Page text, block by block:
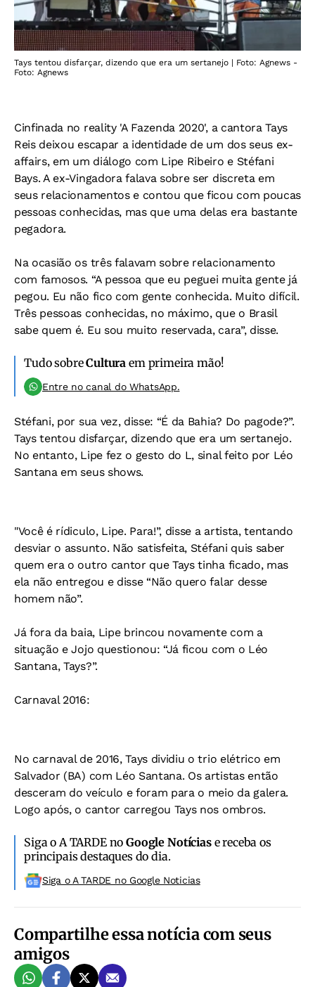
Tays tentou disfarçar, dizendo que era um sertanejo | Foto: Agnews -
Foto: Agnews
Cinfinada no reality 'A Fazenda 2020', a cantora Tays
Reis deixou escapar a identidade de um dos seus ex-
affairs, em um diálogo com Lipe Ribeiro e Stéfani
Bays. A ex-Vingadora falava sobre ser discreta em
seus relacionamentos e contou que ficou com poucas
pessoas conhecidas, mas que uma delas era bastante
pegadora.
Na ocasião os três falavam sobre relacionamento
com famosos. “A pessoa que eu peguei muita gente já
pegou. Eu não fico com gente conhecida. Muito difícil.
Três pessoas conhecidas, no máximo, que o Brasil
sabe quem é. Eu sou muito reservada, cara”, disse.
Tudo sobreCultura em primeira mão!
Entre no canal do WhatsApp.
Stéfani, por sua vez, disse: “É da Bahia? Do pagode?”.
Tays tentou disfarçar, dizendo que era um sertanejo.
No entanto, Lipe fez o gesto do L, sinal feito por Léo
Santana em seus shows.
"Você é rídiculo, Lipe. Para!”, disse a artista, tentando
desviar o assunto. Não satisfeita, Stéfani quis saber
quem era o outro cantor que Tays tinha ficado, mas
ela não entregou e disse “Não quero falar desse
homem não”.
Já fora da baia, Lipe brincou novamente com a
situação e Jojo questionou: “Já ficou com o Léo
Santana, Tays?”.
Carnaval 2016:
No carnaval de 2016, Tays dividiu o trio elétrico em
Salvador (BA) com Léo Santana. Os artistas então
desceram do veículo e foram para o meio da galera.
Logo após, o cantor carregou Tays nos ombros.
Siga o A TARDE noGoogle Notíciase receba os
principais destaques do dia.
Siga o A TARDE no Google Noticias
Compartilhe essa notícia com seus
amigos